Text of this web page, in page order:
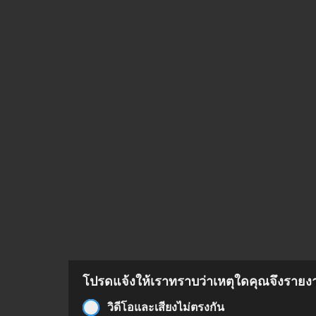
โปรดแจ้งให้เราทราบว่าเหตุใดคุณจึงราย
วิดีโอและเสียงไม่ตรงกัน